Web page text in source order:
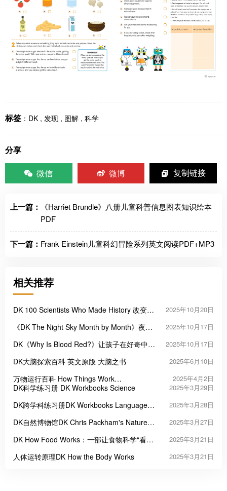
标签 ： DK , 发现 , 图解 , 科学
分享
微信
微博 复制链接
上一篇：
《Harriet Brundle》八册儿童科普信息图表知识绘本
PDF
下一篇： Frank Einstein儿童科幻冒险系列英文阅读PDF+MP3
相关推荐
DK 100 Scientists Who Made History 改变世
2025年10月20日
《DK The Night Sky Month by Month》夜空
2025年10月17日
DK《Why Is Blood Red?》让孩子在好奇中爱
2025年10月17日
DK大脑探索百科 英文原版 大脑之书 2025年6月10日
万物运行百科 How Things Work
Encyclopedia
2025年4月2日
DK科学练习册 DK Workbooks Science 2025年3月29日
DK跨学科练习册DK Workbooks Language
2025年3月28日
DK自然博物馆DK Chris Packham's Nature
2025年3月27日
DK How Food Works：一部让食物科学“看得
2025年3月21日
人体运转原理DK How the Body Works 2025年3月21日